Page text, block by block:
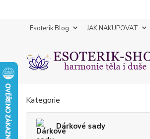
Esoterik Blog JAK NAKUPOVAT
Kategorie
Dárkové sady